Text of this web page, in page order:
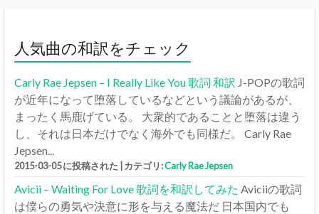
人気曲の和訳をチェック
Carly Rae Jepsen – I Really Like You 歌詞 和訳 J-POPの歌詞
が近年になって堕落しているなどという議論があるが、
まったく馬鹿げている。 大衆的であることと堕落は違う
し、それは日本だけでなく海外でも同様だ。 Carly Rae
Jepsen...
2015-03-05 に投稿された |カテゴリ:Carly Rae Jepsen
Avicii – Waiting For Love 歌詞を和訳してみた Aviciiの歌詞
は僕らの勇気や決意に形を与える魔法だ 日本国内でも